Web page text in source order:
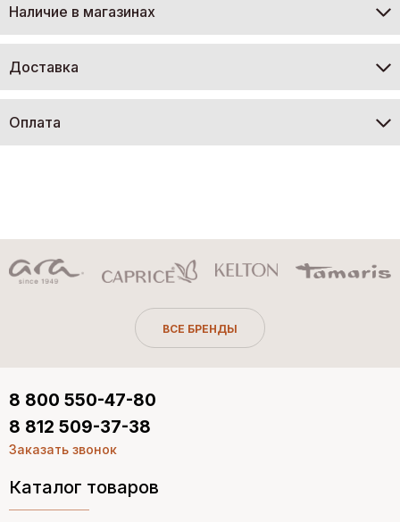
Наличие в магазинах
Доставка
Оплата
ВСЕ БРЕНДЫ
Каталог товаров
8 800 550-47-80
8 812 509-37-38
Заказать звонок